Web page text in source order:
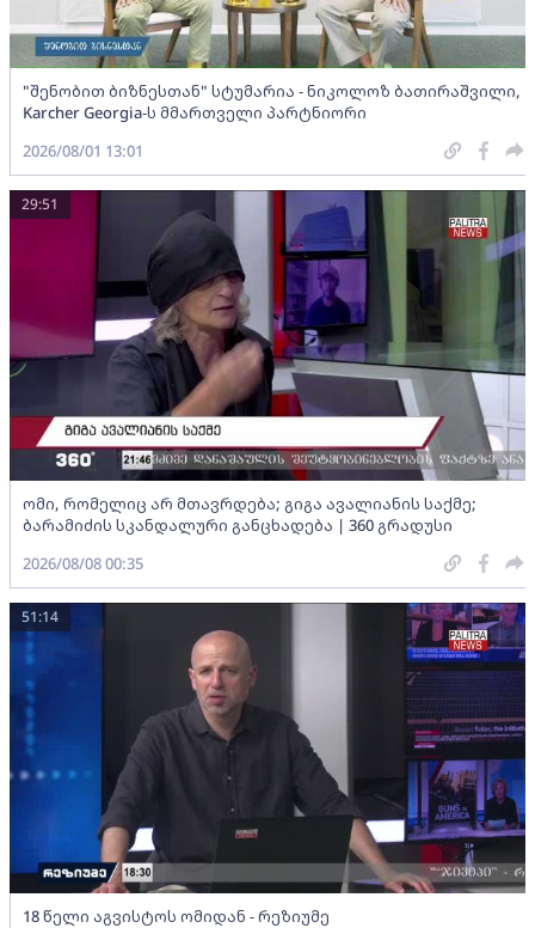
"შენობით ბიზნესთან" სტუმარია - ნიკოლოზ ბათირაშვილი,
Karcher Georgia-ს მმართველი პარტნიორი
2026/08/01 13:01
ომი, რომელიც არ მთავრდება; გიგა ავალიანის საქმე;
ბარამიძის სკანდალური განცხადება | 360 გრადუსი
29:51
2026/08/08 00:35
18 წელი აგვისტოს ომიდან - რეზიუმე
51:14